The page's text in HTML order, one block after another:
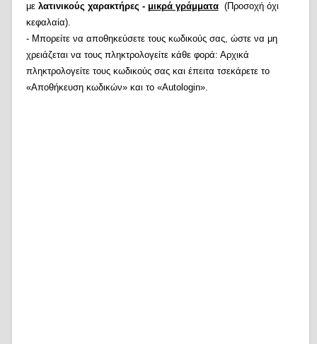
με λατινικούς χαρακτήρες - μικρά γράμματα(Προσοχή όχι
κεφαλαία).
- Μπορείτε να αποθηκεύσετε τους κωδικούς σας, ώστε να μη
χρειάζεται να τους πληκτρολογείτε κάθε φορά: Αρχικά
πληκτρολογείτε τους κωδικούς σας και έπειτα τσεκάρετε το
«Αποθήκευση κωδικών» και το «Autologin».